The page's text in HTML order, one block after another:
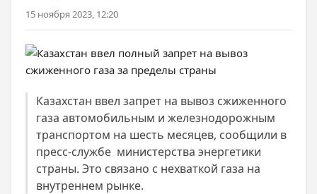
15 ноября 2023, 12:20
Казахстан ввел запрет на вывоз сжиженного
газа автомобильным и железнодорожным
транспортом на шесть месяцев, сообщили в
пресс-службе министерства энергетики
страны. Это связано с нехваткой газа на
внутреннем рынке.